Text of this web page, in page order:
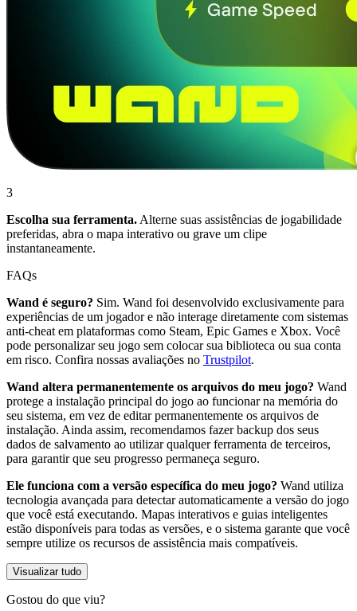
3
Escolha sua ferramenta. Alterne suas assistências de jogabilidade
preferidas, abra o mapa interativo ou grave um clipe
instantaneamente.
FAQs
Wand é seguro? Sim. Wand foi desenvolvido exclusivamente para
experiências de um jogador e não interage diretamente com sistemas
anti-cheat em plataformas como Steam, Epic Games e Xbox. Você
pode personalizar seu jogo sem colocar sua biblioteca ou sua conta
em risco. Confira nossas avaliações no Trustpilot.
Wand altera permanentemente os arquivos do meu jogo? Wand
protege a instalação principal do jogo ao funcionar na memória do
seu sistema, em vez de editar permanentemente os arquivos de
instalação. Ainda assim, recomendamos fazer backup dos seus
dados de salvamento ao utilizar qualquer ferramenta de terceiros,
para garantir que seu progresso permaneça seguro.
Ele funciona com a versão específica do meu jogo? Wand utiliza
tecnologia avançada para detectar automaticamente a versão do jogo
que você está executando. Mapas interativos e guias inteligentes
estão disponíveis para todas as versões, e o sistema garante que você
sempre utilize os recursos de assistência mais compatíveis.
Visualizar tudo
Gostou do que viu?